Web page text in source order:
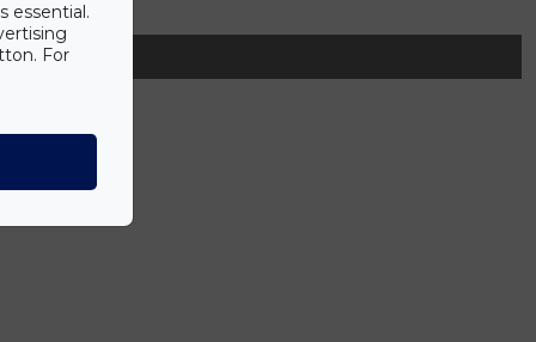
essential.
For